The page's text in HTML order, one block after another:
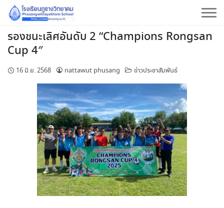
Skip
รองชนะเลิศ​อันดับ​ 2 “Champions Rongsan
Cup 4″​
16 มิ.ย. 2568 nattawut phusang ข่าวประชาสัมพันธ์